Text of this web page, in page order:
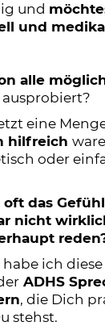
und
und
alle
ausprobiert?
eine
hilfreich
oder
das
nicht
ADHS
, die Dich
stehst.